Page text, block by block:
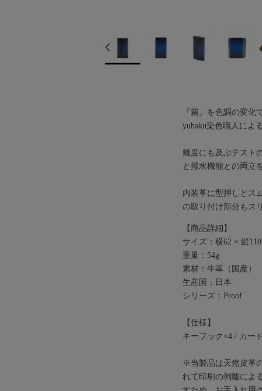
『霧』を色調の変化
yuhaku染色職人によ
幾度にも及ぶテスト
と撥水機能との両立
内装革に型押しとス
の取り付け部分もス
【商品詳細】
サイズ：横62 × 縦
重量：54g
素材：牛革（国産）
生産国：日本
シリーズ：Proof
【仕様】
キーフック×4 / カー
※当製品は天然皮革
れて印刷の剥離によ